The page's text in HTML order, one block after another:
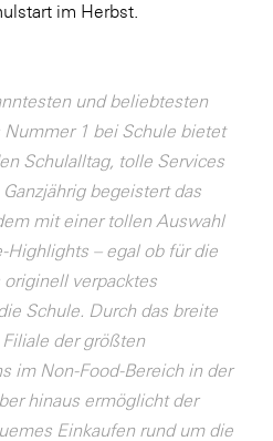
im Herbst.
und beliebtesten
1 bei Schule bietet
Schulalltag, tolle Services
begeistert das
mit einer tollen Auswahl
Highlights – egal ob für die
verpacktes
Schule. Durch das breite
der größten
im Non-Food-Bereich in der
hinaus ermöglicht der
Einkaufen rund um die